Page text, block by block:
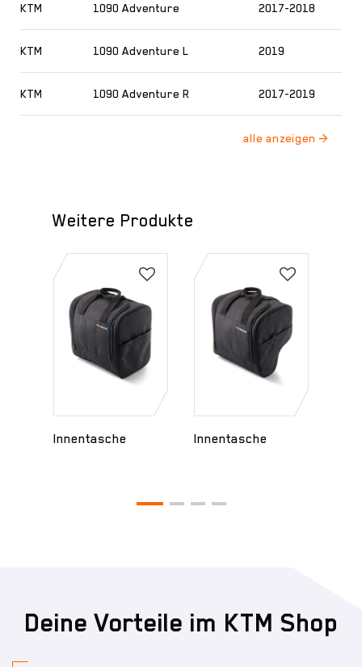
KTM 1090 Adventure 2017-2018
KTM 1090 Adventure L 2019
KTM 1090 Adventure R 2017-2019
Weitere Produkte
Innentasche Innentasche
Deine Vorteile im KTM Shop